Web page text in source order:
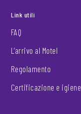
Link utili
FAQ
L’arrivo al Motel
Regolamento
Certificazione e igiene